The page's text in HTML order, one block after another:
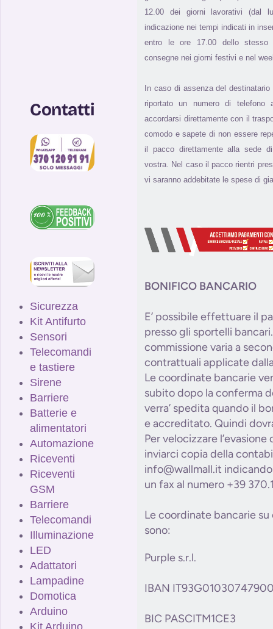
Contatti
Sicurezza
Kit Antifurto
Sensori
Telecomandi
e tastiere
Sirene
Barriere
Batterie e
alimentatori
Automazione
Riceventi
Riceventi
GSM
Barriere
Telecomandi
Illuminazione
LED
Adattatori
Lampadine
Domotica
Arduino
12.00 dei giorni lavorativi (dal
indicazione nei tempi indicati in
entro le ore 17.00 dello stesso
consegne nei giorni festivi e nel
In caso di assenza del
riportato un numero di
accordarsi direttamente con il
comodo e sapete di non essere
il pacco direttamente alla sede
vostra. Nel caso il pacco rientri
vi saranno addebitate le spese di
BONIFICO BANCARIO
E’ possibile effettuare il
presso gli sportelli
commissione varia a
contrattuali applicate
Le coordinate bancarie
subito dopo la conferma
verra’ spedita quando il
e accreditato. Quindi
Per velocizzare l’evasione
inviarci copia della
info@wallmall.it
un fax al numero +39
Le coordinate bancarie
sono:
Purple s.r.l.
IBAN
BIC PASCITM1CE3